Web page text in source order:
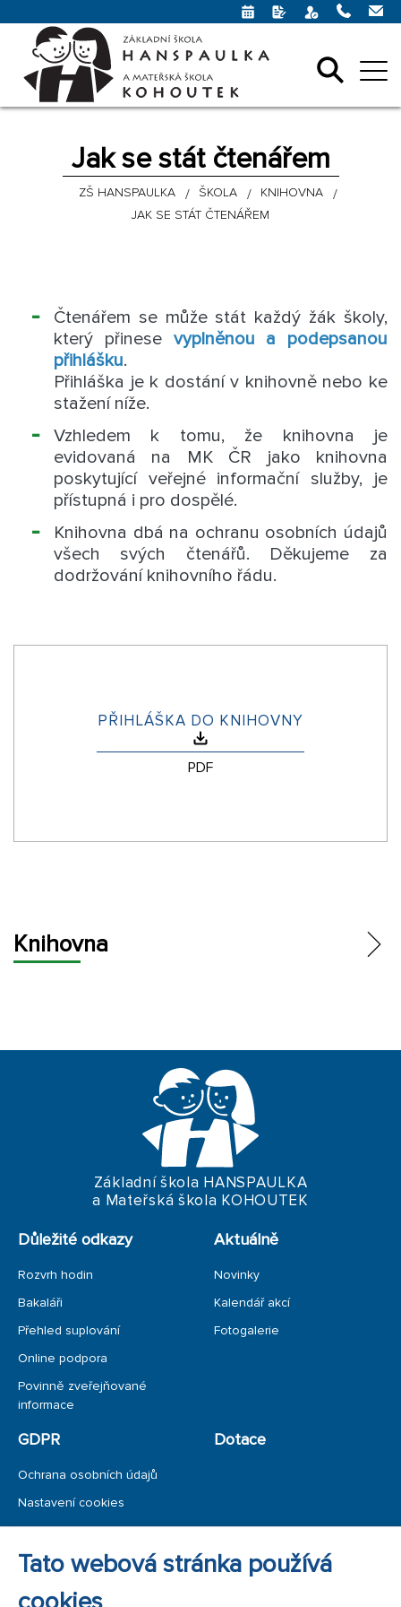
Tato webová stránka používá
Jak se stát čtenářem
ZŠ HANSPAULKA ŠKOLA
KNIHOVNA
JAK SE STÁT ČTENÁŘEM
Knihovna
JAK SE STÁT ČTENÁŘEM
VÝTVARNÁ DÍLNIČKA
ČASOPIS HANSPAULKA
Čtenářem se může stát každý žák školy,
který přinese vyplněnou a podepsanou
přihlášku.
Přihláška je k dostání v knihovně nebo ke
stažení níže.
Vzhledem k tomu, že knihovna je
evidovaná na MK ČR jako knihovna
poskytující veřejné informační služby, je
přístupná i pro dospělé.
Knihovna dbá na ochranu osobních údajů
všech svých čtenářů. Děkujeme za
dodržování knihovního řádu.
PŘIHLÁŠKA DO KNIHOVNY
PDF
Základní škola HANSPAULKA
a Mateřská škola KOHOUTEK
Důležité odkazy
Rozvrh hodin
Bakaláři
Přehled suplování
Online podpora
Povinně zveřejňované
informace
Aktuálně
Novinky
Kalendář akcí
Fotogalerie
GDPR
Ochrana osobních údajů
Nastavení cookies
Ochrana oznamovatele
Dotace
Úřední deska